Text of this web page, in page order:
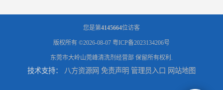
您是第4145664位访客
版权所有 ©2026-08-07 粤ICP备2023134206号
东莞市大岭山莞峰清洗剂经营部 保留所有权利.
技术支持： 八方资源网 免责声明 管理员入口 网站地图